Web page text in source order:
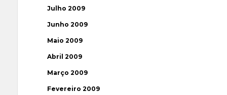
Julho 2009
Junho 2009
Maio 2009
Abril 2009
Março 2009
Fevereiro 2009